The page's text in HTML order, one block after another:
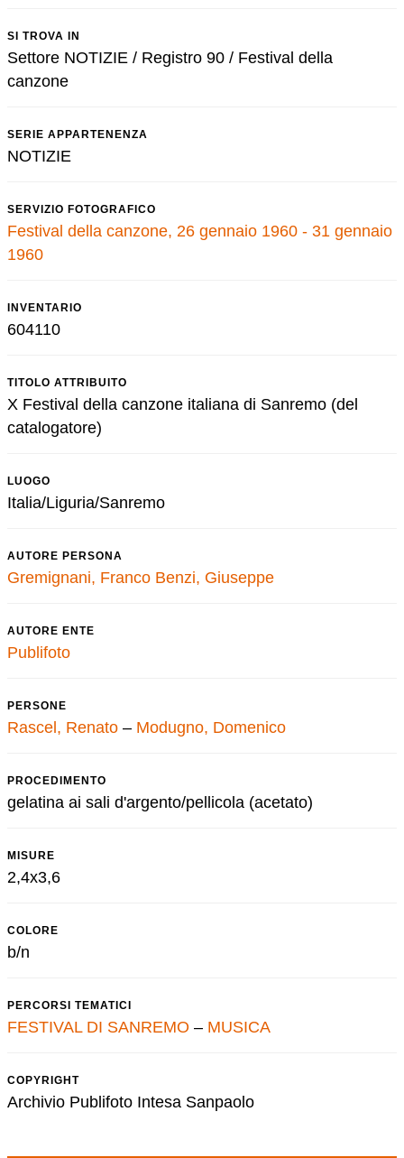
SI TROVA IN
Settore NOTIZIE / Registro 90 / Festival della
canzone
SERIE APPARTENENZA
NOTIZIE
SERVIZIO FOTOGRAFICO
Festival della canzone, 26 gennaio 1960 - 31 gennaio
1960
INVENTARIO
604110
TITOLO ATTRIBUITO
X Festival della canzone italiana di Sanremo (del
catalogatore)
LUOGO
Italia/Liguria/Sanremo
AUTORE PERSONA
Gremignani, Franco Benzi, Giuseppe
AUTORE ENTE
Publifoto
PERSONE
Rascel, Renato – Modugno, Domenico
PROCEDIMENTO
gelatina ai sali d'argento/pellicola (acetato)
MISURE
2,4x3,6
COLORE
b/n
PERCORSI TEMATICI
FESTIVAL DI SANREMO – MUSICA
COPYRIGHT
Archivio Publifoto Intesa Sanpaolo